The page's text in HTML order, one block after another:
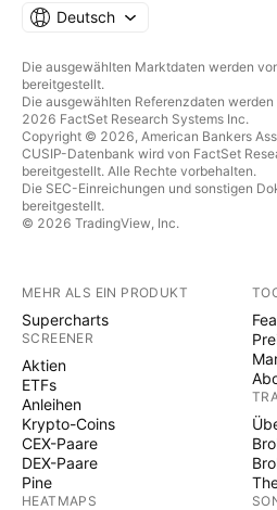
Deutsch
Die ausgewählten Marktdaten werden
bereitgestellt.
Die ausgewählten Referenzdaten
2026 FactSet Research Systems Inc.
Copyright © 2026, American Bankers
CUSIP-Datenbank wird von FactSet
bereitgestellt. Alle Rechte vorbehalten.
Die SEC-Einreichungen und sonstigen
bereitgestellt.
© 2026 TradingView, Inc.
MEHR ALS EIN PRODUKT
Supercharts
SCREENER
Aktien
ETFs
Anleihen
Krypto-Coins
CEX-Paare
DEX-Paare
Pine
HEATMAPS